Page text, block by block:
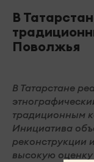
В
Поволжья
В Татарстане
традиционным
Инициатива
реконструкции
высокую